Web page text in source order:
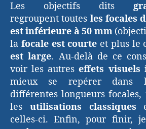
Les objectifs dits
regroupent toutes les focales
est inférieure à 50 mm
la focale est courte et plus le
est large. Au-delà de ce
voir les autreseffets visuels
mieux se repérer dans
différentes longueurs
les utilisations classiques
celles-ci. Enfin, pour finir,